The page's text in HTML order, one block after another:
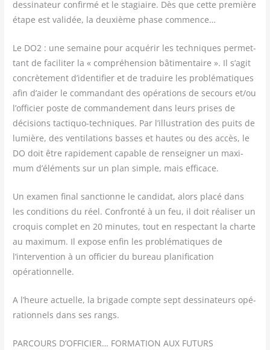
des­si­na­teur confir­mé et le sta­giaire. Dès que cette pre­mière
étape est vali­dée, la deuxième phase commence…
Le DO2 : une semaine pour acqué­rir les tech­niques per­met­
tant de faci­li­ter la « com­pré­hen­sion bâti­men­taire ». Il s’agit
concrè­te­ment d’identifier et de tra­duire les pro­blé­ma­tiques
afin d’aider le com­man­dant des opé­ra­tions de secours et/​ou
l’officier poste de com­man­de­ment dans leurs prises de
déci­sions tac­ti­quo-tech­niques. Par l’illustration des puits de
lumière, des ven­ti­la­tions basses et hautes ou des accès, le
DO doit être rapi­de­ment capable de ren­sei­gner un maxi­
mum d’éléments sur un plan simple, mais efficace.
Un exa­men final sanc­tionne le can­di­dat, alors pla­cé dans
les condi­tions du réel. Confron­té à un feu, il doit réa­li­ser un
cro­quis com­plet en 20 minutes, tout en res­pec­tant la charte
au maxi­mum. Il expose enfin les pro­blé­ma­tiques de
l’intervention à un offi­cier du bureau pla­ni­fi­ca­tion
opérationnelle.
A l’heure actuelle, la bri­gade compte sept des­si­na­teurs opé­
ra­tion­nels dans ses rangs.
PARCOURS D’OFFICIER… FORMATION AUX FUTURS